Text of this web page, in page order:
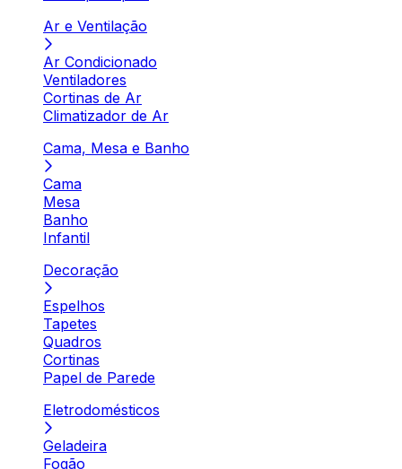
Ar e Ventilação
Ar Condicionado
Ventiladores
Cortinas de Ar
Climatizador de Ar
Cama, Mesa e Banho
Cama
Mesa
Banho
Infantil
Decoração
Espelhos
Tapetes
Quadros
Cortinas
Papel de Parede
Eletrodomésticos
Geladeira
Fogão